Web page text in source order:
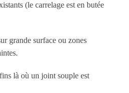
(le carrelage est en butée
grande surface ou zones
là où un joint souple est